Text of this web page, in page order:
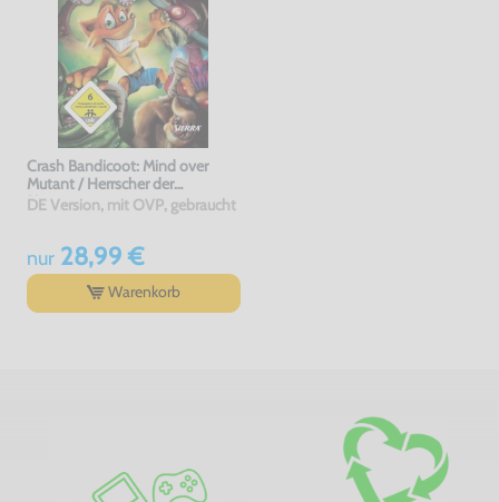
Crash Bandicoot: Mind over
Mutant / Herrscher der
Mutanten
DE Version, mit OVP, gebraucht
nur28,99 €
Warenkorb